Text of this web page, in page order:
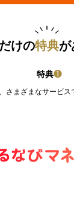
けの特典
特典❶
さまざまなサービス